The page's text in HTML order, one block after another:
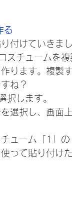
る
付けていきまし
チュームを
ります。複製
ね？
します。
選択し、画面
ューム「1」
って貼り付け